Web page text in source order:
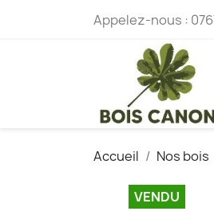
Appelez-nous :
Accueil Nos bois
VENDU